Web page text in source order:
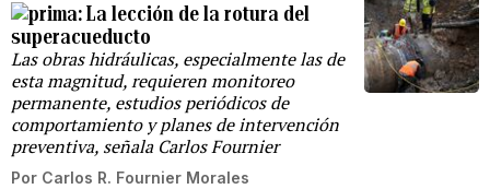
La lección de la rotura del
superacueducto
Las obras hidráulicas, especialmente las de
esta magnitud, requieren monitoreo
permanente, estudios periódicos de
comportamiento y planes de intervención
preventiva, señala Carlos Fournier
Por Carlos R. Fournier Morales